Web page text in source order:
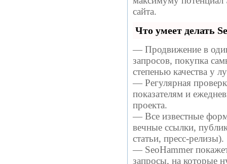
сайта.
Что умеет делать
— Продвижение в
запросов, покупка
степенью качества у
— Регулярная
показателям и
проекта.
— Все известные
вечные ссылки,
статьи, пресс-релизы).
— SeoHammer
запросы, на которые